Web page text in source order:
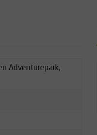
Adventurepark,